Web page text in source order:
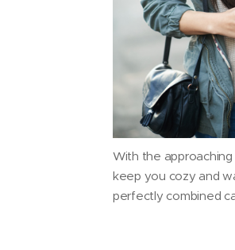
With the
keep you cozy and
perfectly combined